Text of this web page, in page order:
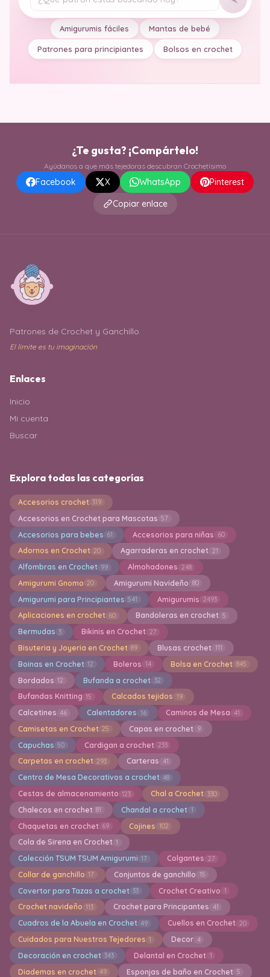
Tu pregunta
Amigurumis fáciles Mantas de bebé
Patrones para principiantes Bolsos en crochet
¿Te gusta? ¡Compártelo!
Ayúdanos a que más tejedoras descubran Crochetísimo
Facebook X WhatsApp
Pinterest
Copiar enlace
Patrones de Crochet y Ganchillo
El límite es tu imaginación
Enlaces
Inicio
Mi cuenta
Buscar
Explora todas las categorías
Accesorios crochet 319
Accesorios en Crochet para Mascotas 57
Accesorios para bebes 61 Accesorios para niñas 60
Adornos en Crochet 20 Agarraderas en crochet 21
Alfombras en Crochet 99 Almohadones 248
Amigurumi Gnomo 20 Amigurumi Navideño 80
Amigurumi para Principiantes 541 Amigurumis 2493
Aplicaciones en crochet 60 Bandoleras en crochet 5
Bermudas 3 Bikinis en Crochet 27
Bisuteria y Joyeria en Crochet 89 Blusas crochet 111
Boinas en Crochet 12 Boleros 14 Bolsa en Crochet 845
Bordados 12 Bufanda a crochet 32
Bufandas Knitting 15 Calcados tejidos 19
Calcetines 46 Calentadores 16 Caminos de Mesa 41
Camisetas en Crochet 25 Capas en crochet 9
Capuchas 50 Cardigan a crochet 233
Carpetas en crochet 293 Carteras 41
Centro de Mesa Decorativos a crochet 48
Cestas de almacenamiento 123 Chal a Crochet 330
Chalecos en crochet 81 Chandal a crochet 1
Chaquetas en crochet 69 Cojines 102
Cola de Sirena en Crochet 1
Colección TSUM TSUM Amigurumi 17 Colgantes 27
Collar de ganchillo 17 Conjuntos de ganchillo 15
Covertor para Tazas a crochet 33 Crochet Creativo 1
Crochet navideño 113 Crochet para Principantes 41
Cuadros de la Abuela en Crochet 49 Cuellos en Crochet 20
Cuidados para Nuestros Tejedores 1 Decor 4
Decoración en crochet 343 Delantal en Crochet 1
Diademas en crochet 49 Esponjas de baño en Crochet 5